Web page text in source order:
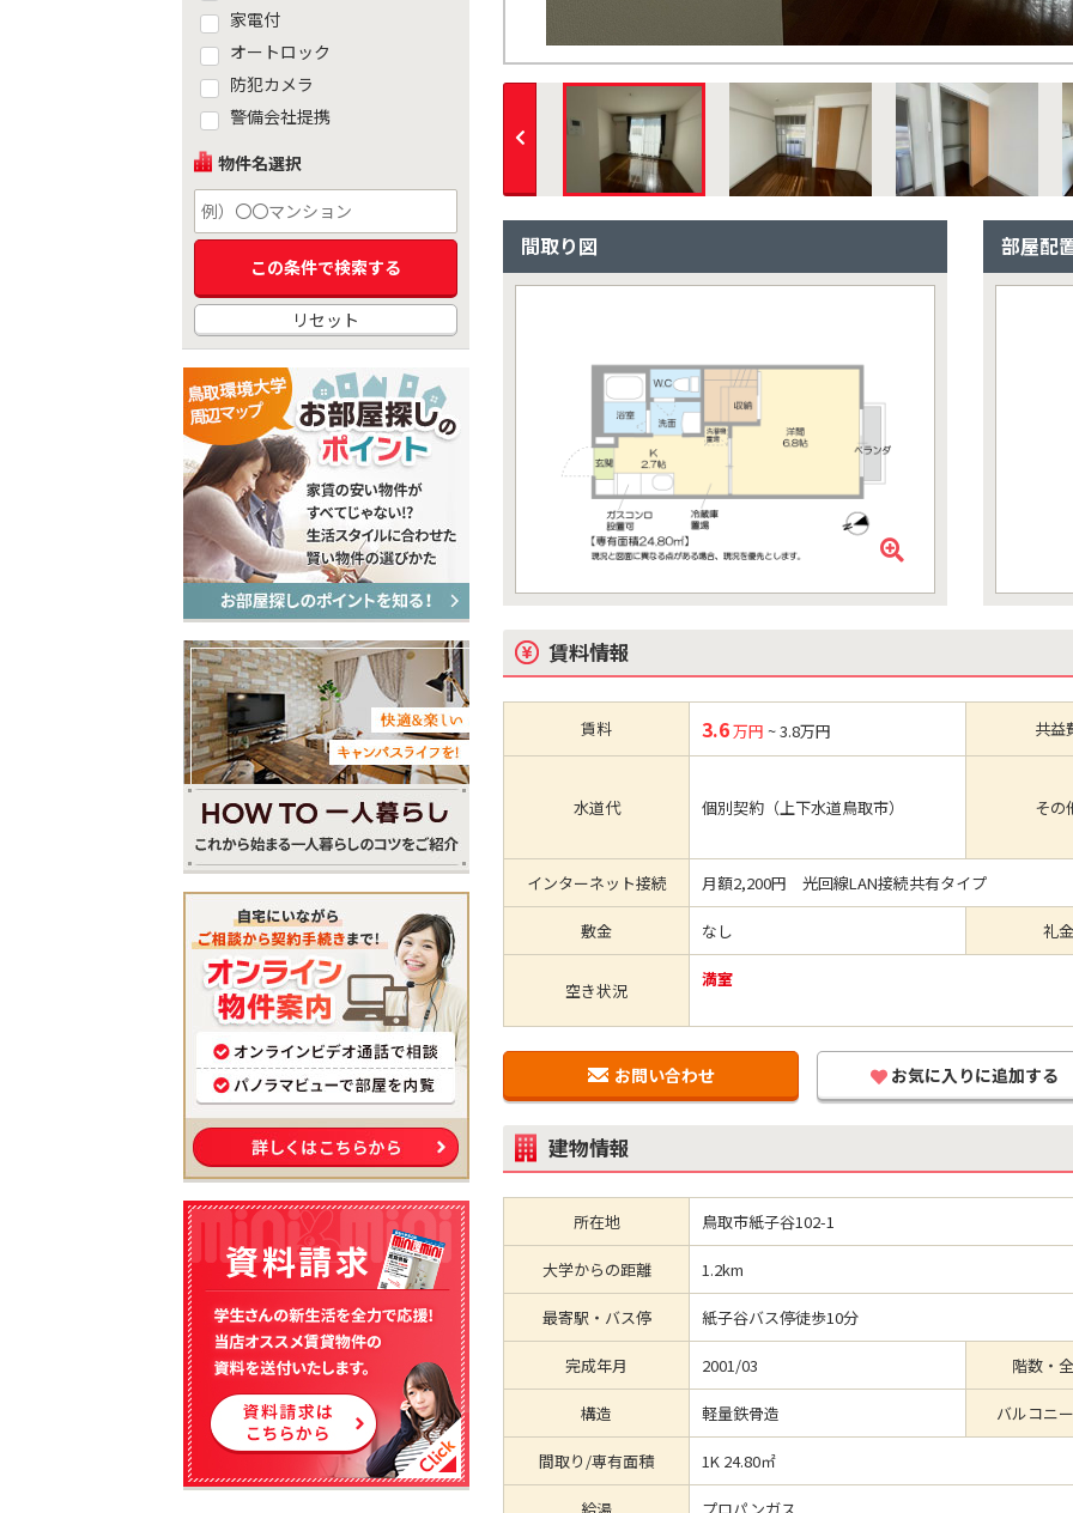
家電付
オートロック
防犯カメラ
警備会社提携
物件名選択
リセット
間取り図 部屋配
賃料情報
賃料 3.6万円 ~ 3.8万円 共益
水道代 個別契約（上下水道鳥取市） その
インターネット接続 月額2,200円 光回線LAN接続共有タイプ
敷金 なし 礼金
空き状況
満室
お問い合わせ お気に入りに追加する
建物情報
所在地 鳥取市紙子谷102-1
大学からの距離 1.2km
最寄駅・バス停 紙子谷バス停徒歩10分
完成年月 2001/03 階数・
構造 軽量鉄骨造 バルコニ
間取り/専有面積 1K 24.80㎡
給湯 プロパンガス